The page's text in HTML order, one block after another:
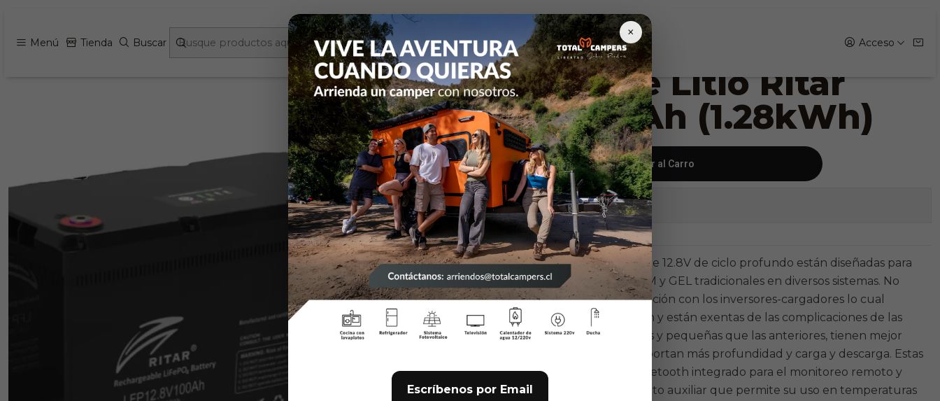
×
Escríbenos por Email
Menú Tienda Buscar Acceso
Energia Fotovoltaica e Insumos Electricos Bateria de Ciclo Profundo Batería de Litio Ritar 12.8V 100Ah (1.28kWh)
|
Batería de Litio Ritar
12.8V 100Ah (1.28kWh)
Agregar al Carro
Mostrar stock de ubicaciones
DESCRIPCIÓN
Las baterías de litio de Ritar serie 12.8V de ciclo profundo están diseñadas para
reemplazar las baterías de AGM y GEL tradicionales en diversos sistemas. No
necesitan establecer comunicación con los inversores-cargadores lo cual
simplifica mucho su integración y están exentas de las complicaciones de las
baterías de litio. Son más ligeras y pequeñas que las anteriores, tienen mejor
rendimiento y estabilidad, y soportan más profundidad y carga y descarga. Estas
baterías tienen módulo de bluetooth integrado para el monitoreo remoto y
tienen módulo de calentamiento auxiliar que permite su uso en temperaturas